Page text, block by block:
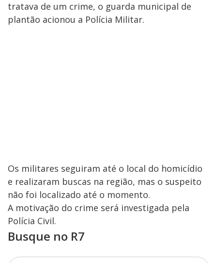
tratava de um crime, o guarda municipal de
plantão acionou a Polícia Militar.
Os militares seguiram até o local do homicídio
e realizaram buscas na região, mas o suspeito
não foi localizado até o momento.
A motivação do crime será investigada pela
Polícia Civil.
Busque no R7